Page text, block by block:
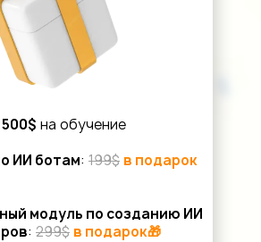
на обучение
ИИ ботам: 199$ в подарок
модуль по созданию ИИ
: 299$ в подарок🎁